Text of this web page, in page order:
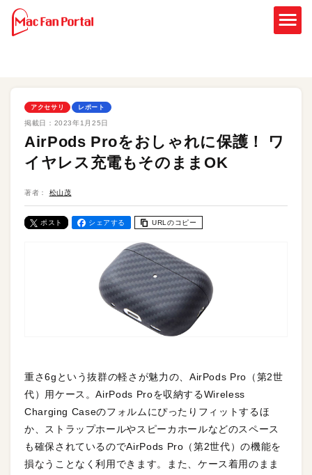
アクセサリ レポート
掲載日： 2023年1月25日
AirPods Proをおしゃれに保護！ ワ
イヤレス充電もそのままOK
著者： 松山茂
ポスト シェアする URLのコピー
重さ6gという抜群の軽さが魅力の、AirPods Pro（第2世
代）用ケース。AirPods Proを収納するWireless
Charging Caseのフォルムにぴったりフィットするほ
か、ストラップホールやスピーカホールなどのスペース
も確保されているのでAirPods Pro（第2世代）の機能を
損なうことなく利用できます。また、ケース着用のまま